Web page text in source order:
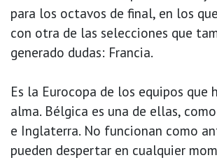
para los octavos de final, en los
con otra de las selecciones que
generado dudas: Francia.
Es la Eurocopa de los equipos que
alma. Bélgica es una de ellas,
e Inglaterra. No funcionan como
pueden despertar en cualquier